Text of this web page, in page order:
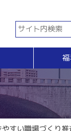
談窓口）
共済等
生命共済制度「チュ
小規模企業共済制度
火災共済
自動車共済
イ
イベント
検定
各種
貿易関係証
電子証明書
【受付終了
すい職場づくり推